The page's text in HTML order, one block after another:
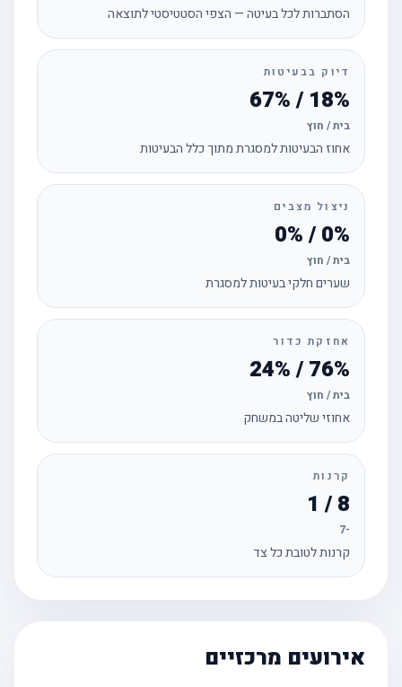
הסתברות לכל בעיטה — הצפי הסטטיסטי לתוצאה
דיוק בבעיטות
18% / 67%
בית / חוץ
אחוז הבעיטות למסגרת מתוך כלל הבעיטות
ניצול מצבים
0% / 0%
בית / חוץ
שערים חלקי בעיטות למסגרת
אחזקת כדור
76% / 24%
בית / חוץ
אחוזי שליטה במשחק
קרנות
קרנות לטובת כל צד
אירועים מרכזיים